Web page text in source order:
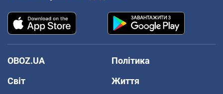
OBOZ.UA
Політика
Світ
Життя